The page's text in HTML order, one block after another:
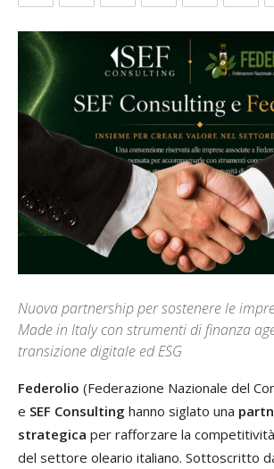
Nuova partnership per sostenere le
Made in Italy con strumenti di finanza
transizione digitale ed ESG
Federolio (Federazione Nazionale del
e SEF Consulting hanno siglato una
strategica per rafforzare la
del settore oleario italiano. Sottoscritto